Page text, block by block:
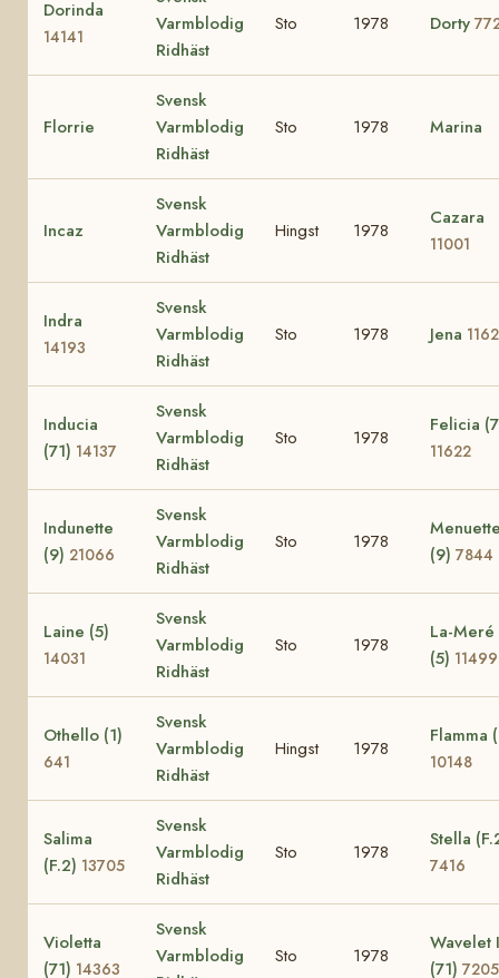
Dorinda
14141
Varmblodig
Ridhäst
Sto 1978 Dorty
Florrie
Svensk
Varmblodig
Ridhäst
Sto 1978 Marina
Incaz
Svensk
Varmblodig
Ridhäst
Hingst 1978
Cazara
11001
Indra
14193
Svensk
Varmblodig
Ridhäst
Sto 1978 Jena
Inducia
(71) 14137
Svensk
Varmblodig
Ridhäst
Sto 1978
Felicia
11622
Indunette
(9) 21066
Svensk
Varmblodig
Ridhäst
Sto 1978
(9) 7844
Laine (5)
14031
Svensk
Varmblodig
Ridhäst
Sto 1978
La-Meré
(5) 11499
Othello (1)
641
Svensk
Varmblodig
Ridhäst
Hingst 1978
Flamma
10148
Salima
(F.2) 13705
Svensk
Varmblodig
Ridhäst
Sto 1978
Stella
7416
Violetta
(71) 14363
Svensk
Varmblodig
Sto 1978
Wavelet
(71) 7205